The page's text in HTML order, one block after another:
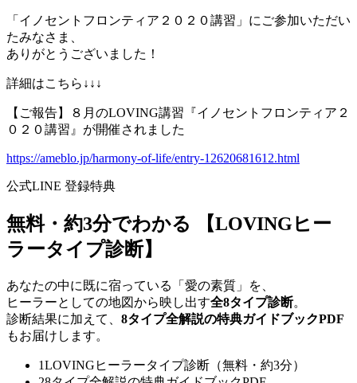
「イノセントフロンティア２０２０講習」にご参加いただい
たみなさま、
ありがとうございました！
詳細はこちら↓↓↓
【ご報告】８月のLOVING講習『イノセントフロンティア２
０２０講習』が開催されました
https://ameblo.jp/harmony-of-life/entry-12620681612.html
公式LINE 登録特典
無料・約3分でわかる
【LOVINGヒー
ラータイプ診断】
あなたの中に既に宿っている「愛の素質」を、
ヒーラーとしての地図から映し出す全8タイプ診断。
診断結果に加えて、 8タイプ全解説の特典ガイドブックPDF
もお届けします。
1LOVINGヒーラータイプ診断（無料・約3分）